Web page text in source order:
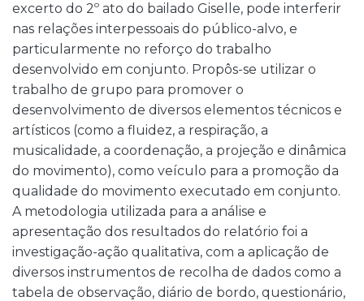
excerto do 2º ato do bailado Giselle, pode interferir
nas relações interpessoais do público-alvo, e
particularmente no reforço do trabalho
desenvolvido em conjunto. Propôs-se utilizar o
trabalho de grupo para promover o
desenvolvimento de diversos elementos técnicos e
artísticos (como a fluidez, a respiração, a
musicalidade, a coordenação, a projeção e dinâmica
do movimento), como veículo para a promoção da
qualidade do movimento executado em conjunto.
A metodologia utilizada para a análise e
apresentação dos resultados do relatório foi a
investigação-ação qualitativa, com a aplicação de
diversos instrumentos de recolha de dados como a
tabela de observação, diário de bordo, questionário,